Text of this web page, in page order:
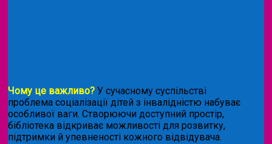
Чому це важливо? У сучасному суспільстві
проблема соціалізації дітей з інвалідністю набуває
особливої ваги. Створюючи доступний простір,
бібліотека відкриває можливості для розвитку,
підтримки й упевненості кожного відвідувача.